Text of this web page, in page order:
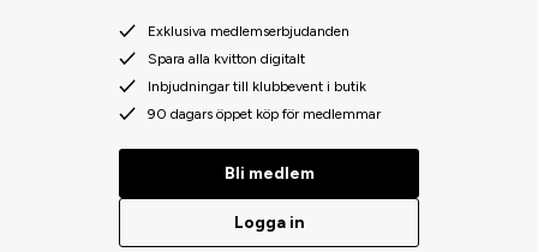
Exklusiva medlemserbjudanden
Spara alla kvitton digitalt
Inbjudningar till klubbevent i butik
90 dagars öppet köp för medlemmar
Bli medlem
Logga in